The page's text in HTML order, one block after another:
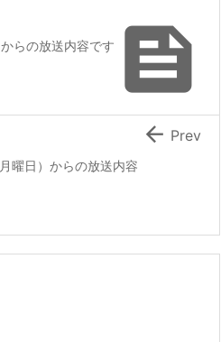

らの放送内容です
曜日）からの放送内容
 Prev